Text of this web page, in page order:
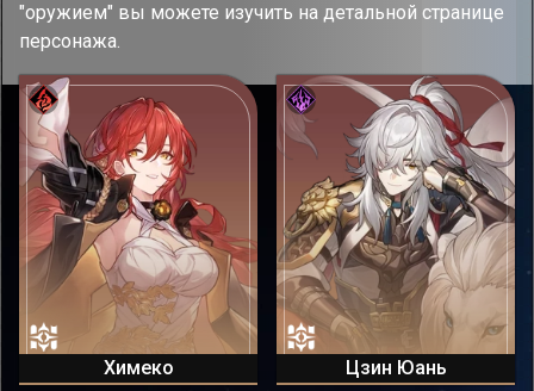
"оружием" вы можете изучить на детальной странице
персонажа.
Химеко Цзин Юань